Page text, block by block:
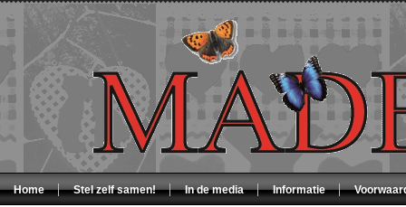
Home Stel zelf samen! In de media Informatie